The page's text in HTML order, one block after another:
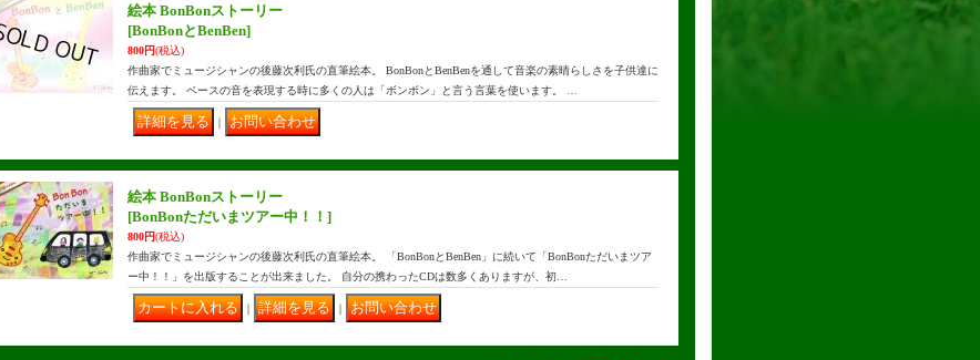
絵本 BonBonストーリー
[BonBonとBenBen]
800円(税込)
作曲家でミュージシャンの後藤次利氏の直筆絵本。 BonBonとBenBenを通して音楽の素晴らしさを子供達に
伝えます。 ベースの音を表現する時に多くの人は「ボンボン」と言う言葉を使います。 …
｜
絵本 BonBonストーリー
[BonBonただいまツアー中！！]
800円(税込)
作曲家でミュージシャンの後藤次利氏の直筆絵本。 「BonBonとBenBen」に続いて「BonBonただいまツア
ー中！！」を出版することが出来ました。 自分の携わったCDは数多くありますが、初…
｜ ｜